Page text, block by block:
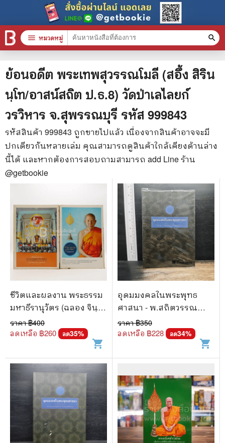
ย้อนอดีต พระเทพสุวรรณโมลี (สอึ้ง สิริน
นฺโท/อาสน์สถิต ป.ธ.8) วัดป่าเลไลยก์
วรวิหาร จ.สุพรรณบุรี รหัส 999843
รหัสสินค้า 999843 ถูกขายไปแล้ว เนื่องจากสินค้าอาจจะมี
ปกเดียวกันหลายเล่ม คุณสามารถดูสินค้าใกล้เคียงด้านล่าง
นี้ได้ และหากต้องการสอบถามสามารถ add Line ร้าน
@getbookie
ชีวิตและผลงาน พระธรรม
มหาธีรานุวัตร (ฉลอง จินฺ
ตาอินโท/จินดาอินทร์
ป.ธ.5 พธ.ด.กิต.)+อักขรานุ
จ.สุพรรณบุรี
ราคา ฿400
ลดเหลือ ฿260 ลด35%
shopping_cart
อุดมมงคลในพระพุทธ
ศาสนา - พ.สถิตวรรณ
(พระธรรมวิสุทธิกวี วัด
โสมนัสวิหาร)
ราคา ฿350
ลดเหลือ ฿228 ลด34%
shopping_cart
menu หมวดหมู่ search
หมวดหมู่สินค้า clear
หนังสือทั้งหมด
stars
สินค้าใช้เฉพาะแต้มเท่านั้น
📚 หนังสือทั่วไป
🦄 วรรณกรรม นิยาย เรื่องสั้น
🎓 การศึกษา
😼 หนังสือการ์ตูน
🐲 หนังสือเด็ก
📕 นิตยสาร
🌎 International Books
📅 สินค้าอื่นๆ